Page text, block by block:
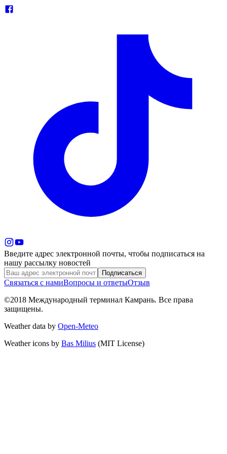
Введите адрес электронной почты, чтобы подписаться на
нашу рассылку новостей
Подписаться
Связаться с намиВопросы и ответыОтзыв
©2018 Международный терминал Камрань. Все права
защищены.
Weather data by Open-Meteo
Weather icons by Bas Milius (MIT License)